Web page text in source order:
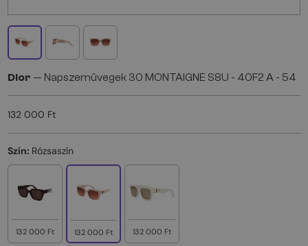
Dior — Napszemüvegek 30 MONTAIGNE S8U - 40F2 A - 54
132 000 Ft
Szín: Rózsaszín
132 000 Ft 132 000 Ft 132 000 Ft